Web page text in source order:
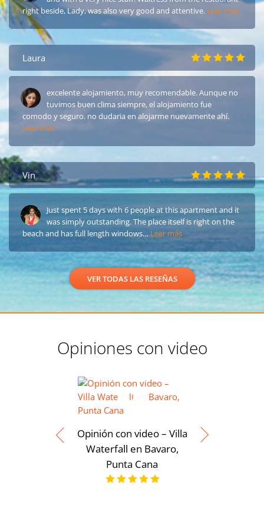
right beside, Lady, was also very good and attentive. Leer más
Laura
excelente alojamiento, muy recomendable. Aunque no
tuvimos buen clima siempre, el alojamiento fue
comodo y seguro. no dudaria en alojarme nuevamente ahí.
Leer más
Vin
Just spent 5 days with 6 people at this apartment and it
was simply outstanding. The place itself is right on the
beach and has full length windows… Leer más
VER TODAS LAS RESEÑAS
Opiniones con video
Opinión con video – Villa
Waterfall en Bavaro,
Punta Cana